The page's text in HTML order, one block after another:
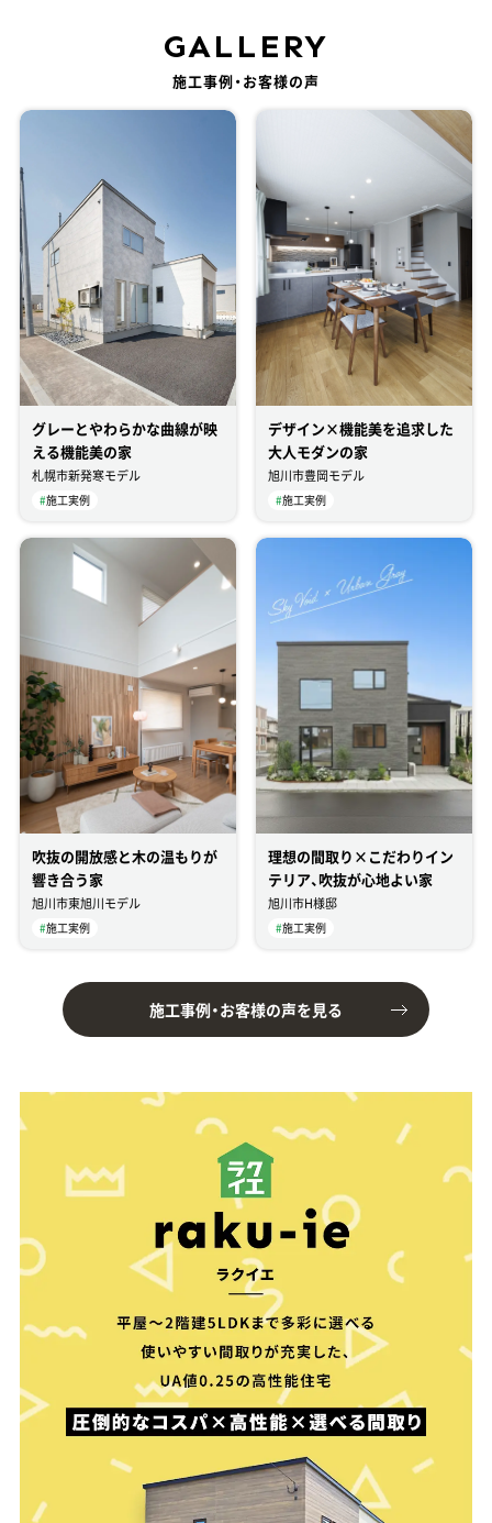
GALLERY
施工事例・お客様の声
グレーとやわらかな曲線が映
える機能美の家
札幌市新発寒モデル
#施工実例
デザイン×機能美を追求した
大人モダンの家
旭川市豊岡モデル
#施工実例
吹抜の開放感と木の温もりが
響き合う家
旭川市東旭川モデル
#施工実例
理想の間取り×こだわりイン
テリア、吹抜が心地よい家
旭川市H様邸
#施工実例
施工事例・お客様の声を見る